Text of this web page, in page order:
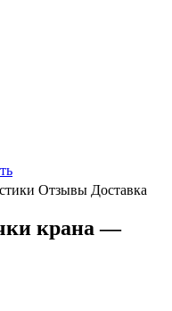
Отзывы Доставка
крана —